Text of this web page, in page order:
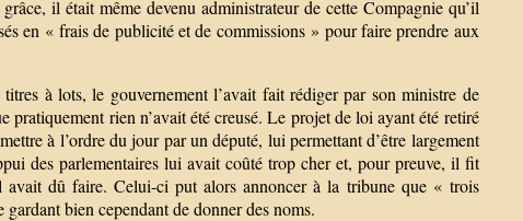
il était même devenu administrateur de cette Compagnie qu’il
en « frais de publicité et de commissions » pour faire prendre aux
à lots, le gouvernement l’avait fait rédiger par son ministre de
rien n’avait été creusé. Le projet de loi ayant été retiré
à l’ordre du jour par un député, lui permettant d’être largement
des parlementaires lui avait coûté trop cher et, pour preuve, il fit
avait dû faire. Celui-ci put alors annoncer à la tribune que « trois
bien cependant de donner des noms.